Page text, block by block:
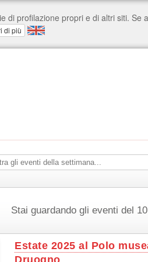
Stai guardando gli eventi del
Estate 2025 al Polo
Druogno